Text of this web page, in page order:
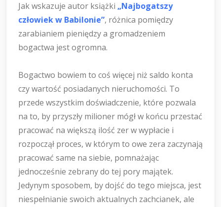
Jak wskazuje autor książki „Najbogatszy
człowiek w Babilonie”, różnica pomiędzy
zarabianiem pieniędzy a gromadzeniem
bogactwa jest ogromna.
Bogactwo bowiem to coś więcej niż saldo konta
czy wartość posiadanych nieruchomości. To
przede wszystkim doświadczenie, które pozwala
na to, by przyszły milioner mógł w końcu przestać
pracować na większą ilość zer w wypłacie i
rozpoczął proces, w którym to owe zera zaczynają
pracować same na siebie, pomnażając
jednocześnie zebrany do tej pory majątek.
Jedynym sposobem, by dojść do tego miejsca, jest
niespełnianie swoich aktualnych zachcianek, ale